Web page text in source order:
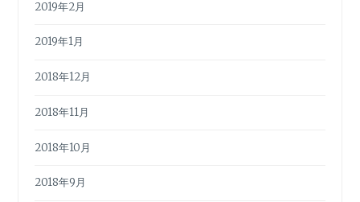
2019年2月
2019年1月
2018年12月
2018年11月
2018年10月
2018年9月